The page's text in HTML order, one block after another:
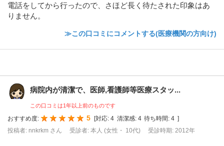
電話をしてから行ったので、さほど長く待たされた印象はあ
りません。
≫この口コミにコメントする(医療機関の方向け)
病院内が清潔で、医師,看護師等医療スタッ...
この口コミは1年以上前のものです
おすすめ度: 5 対応: 4 清潔感: 4 待ち時間: 4
投稿者: nnkrkm さん
受診者: 本人 (女性・ 10代) 受診時期: 2012年